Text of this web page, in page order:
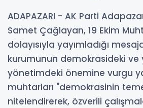
ADAPAZARI - AK Parti
Samet Çağlayan, 19 Ekim
dolayısıyla yayımladığı
kurumunun demokrasideki ve
yönetimdeki önemine vurgu
muhtarları "demokrasinin
nitelendirerek, özverili